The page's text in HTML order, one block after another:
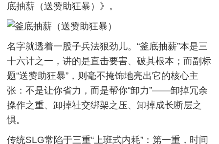
底抽薪（送赞助狂暴）》。
名字就透着一股子兵法狠劲儿。“釜底抽薪”本是三
十六计之一，讲的是直击要害、破其根本；而副标
题“送赞助狂暴”，则毫不掩饰地亮出它的核心主
张：不是让你省力，而是帮你“卸力”——卸掉冗余
操作之重、卸掉社交绑架之压、卸掉成长断层之
惧。
传统SLG常陷于三重“上班式内耗”：第一重，时间